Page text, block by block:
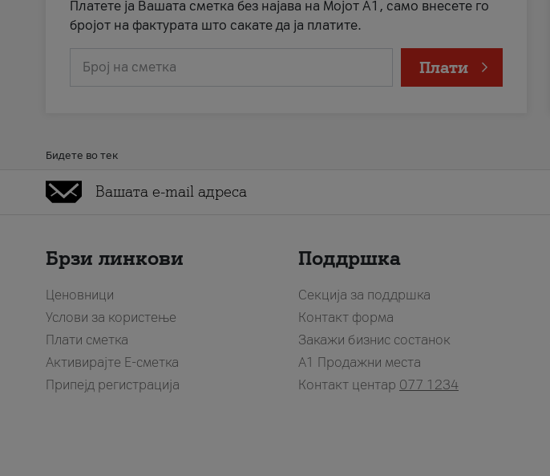
Платете ја Вашата сметка без најава на Мојот А1, само внесете го
бројот на фактурата што сакате да ја платите.
Број на сметка Плати
Бидете во тек
Брзи линкови
Ценовници
Услови за користење
Плати сметка
Активирајте Е-сметка
Припејд регистрација
Поддршка
Секција за поддршка
Контакт форма
Закажи бизнис состанок
A1 Продажни места
Контакт центар 077 1234